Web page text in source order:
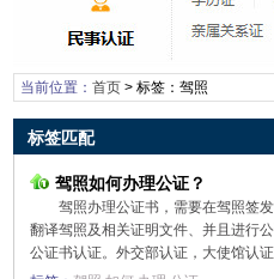
当前位置： 首页> 标签：驾照
标签匹配
驾照如何办理公证？
驾照办理公证书，需要在驾照签
翻译驾照及相关证明文件、并且进行
公证书认证。外交部认证，大使馆认